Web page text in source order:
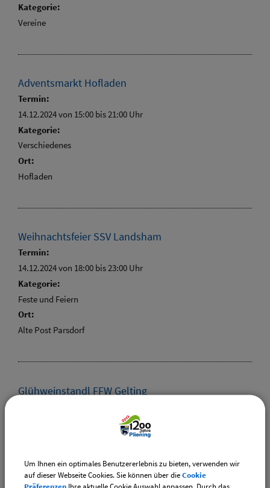
Kategorie:
Vereine
Adventsmarkt Hofladen
Termin:
14.12.2024 von 15:00 bis 21:00 Uhr
Kategorie:
Verschiedenes
Ort:
Hofladen
Weihnachtsfeier SSV Landsham
Termin:
14.12.2024 von 18:00 bis 23:00 Uhr
Kategorie:
Feste und Feiern
Ort:
Alte Post Parsdorf
Glühweinstandl FFW Gelting
22.12.2024 22:00 Uhr
Um Ihnen ein optimales Benutzererlebnis zu bieten, verwenden wir
auf dieser Webseite Cookies. Sie können über dieCookie